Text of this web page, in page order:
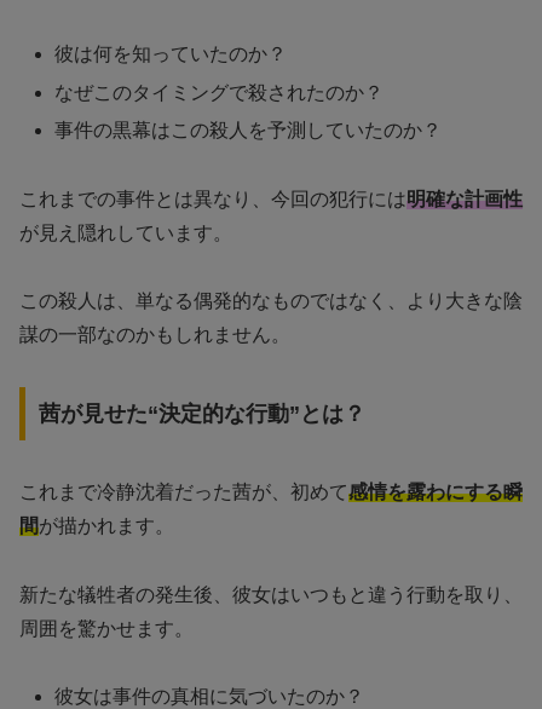
彼は何を知っていたのか？
なぜこのタイミングで殺されたのか？
事件の黒幕はこの殺人を予測していたのか？
これまでの事件とは異なり、今回の犯行には明確な計画性
が見え隠れしています。
この殺人は、単なる偶発的なものではなく、より大きな陰
謀の一部なのかもしれません。
茜が見せた“決定的な行動”とは？
これまで冷静沈着だった茜が、初めて感情を露わにする瞬
間が描かれます。
新たな犠牲者の発生後、彼女はいつもと違う行動を取り、
周囲を驚かせます。
彼女は事件の真相に気づいたのか？